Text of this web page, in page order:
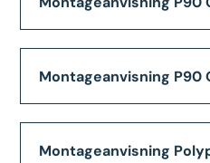
Montageanvisning P90
Montageanvisning